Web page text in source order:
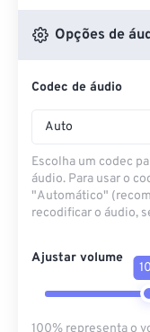
Opções de
Codec de áudio
Auto
Escolha um codec
áudio. Para usar o
"Automático"
recodificar o áudio,
Ajustar volume
100% representa o